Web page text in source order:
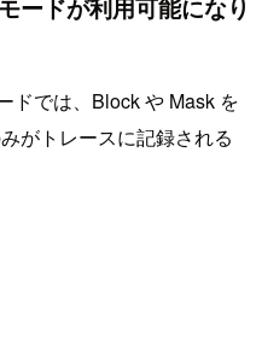
ードが利用可能になり
ドでは、Block や Mask を
がトレースに記録される